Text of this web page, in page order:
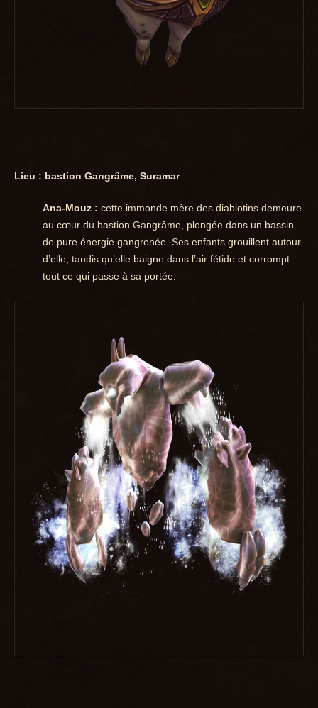
Lieu : bastion Gangrâme, Suramar
Ana-Mouz : cette immonde mère des diablotins demeure
au cœur du bastion Gangrâme, plongée dans un bassin
de pure énergie gangrenée. Ses enfants grouillent autour
d’elle, tandis qu’elle baigne dans l’air fétide et corrompt
tout ce qui passe à sa portée.